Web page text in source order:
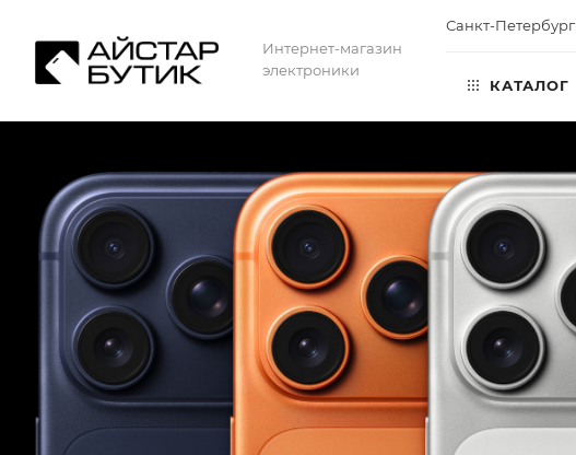
Интернет-магазин
электроники
Санкт-Петербург
КАТАЛОГ